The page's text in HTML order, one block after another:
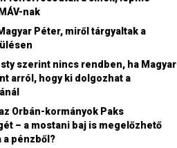
nak
Péter, miről tárgyaltak a
szerint nincs rendben, ha Magyar
arról, hogy ki dolgozhat a
Orbán-kormányok Paks
– a mostani baj is megelőzhető
a pénzből?